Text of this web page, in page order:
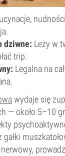
dziwne: Leży w
trip.
Legalna na
wydaje się
— około 5–10